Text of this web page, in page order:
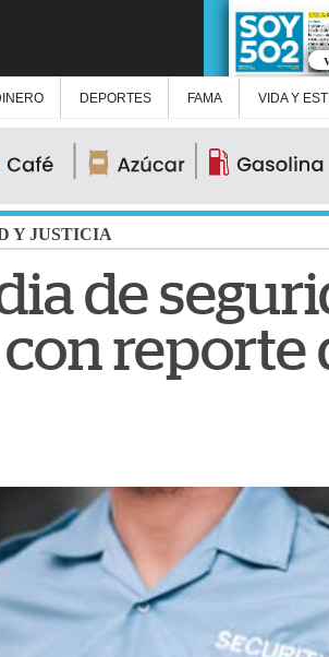
DEPORTES FAMA VIDA Y
Y JUSTICIA
de
reporte